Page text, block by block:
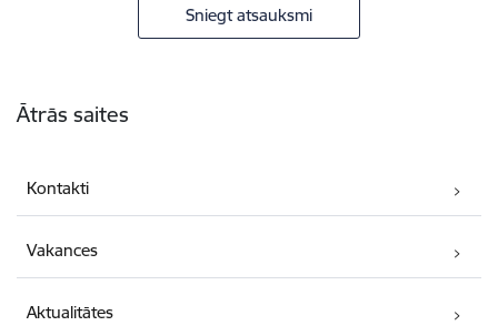
Sniegt atsauksmi
Ātrās saites
Kontakti
Vakances
Aktualitātes